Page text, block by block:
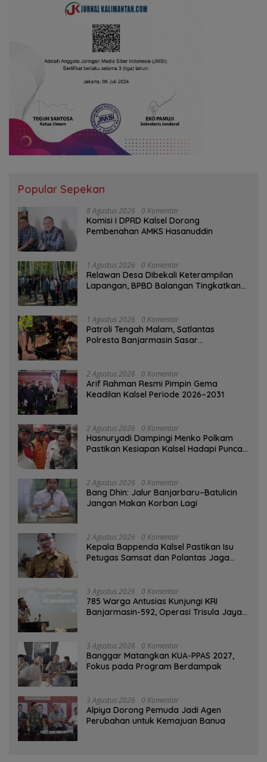
Popular Sepekan
8 Agustus 2026 0 Komentar
Komisi I DPRD Kalsel Dorong
Pembenahan AMKS Hasanuddin
1 Agustus 2026 0 Komentar
Relawan Desa Dibekali Keterampilan
Lapangan, BPBD Balangan Tingkatkan
1 Agustus 2026 0 Komentar
Patroli Tengah Malam, Satlantas
Polresta Banjarmasin Sasar
2 Agustus 2026 0 Komentar
Arif Rahman Resmi Pimpin Gema
Keadilan Kalsel Periode 2026–2031
2 Agustus 2026 0 Komentar
Hasnuryadi Dampingi Menko Polkam
Pastikan Kesiapan Kalsel Hadapi Puncak
2 Agustus 2026 0 Komentar
Bang Dhin: Jalur Banjarbaru–Batulicin
Jangan Makan Korban Lagi
2 Agustus 2026 0 Komentar
Kepala Bappenda Kalsel Pastikan Isu
Petugas Samsat dan Polantas Jaga
3 Agustus 2026 0 Komentar
785 Warga Antusias Kunjungi KRI
Banjarmasin-592, Operasi Trisula Jaya
3 Agustus 2026 0 Komentar
‎Banggar Matangkan KUA-PPAS 2027,
Fokus pada Program Berdampak
3 Agustus 2026 0 Komentar
‎Alpiya Dorong Pemuda Jadi Agen
Perubahan untuk Kemajuan Banua ‎